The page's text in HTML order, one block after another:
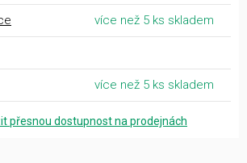
více než 5 ks skladem
více než 5 ks skladem
přesnou dostupnost na prodejnách